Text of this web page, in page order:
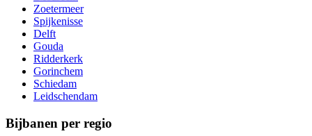
Zoetermeer
Spijkenisse
Delft
Gouda
Ridderkerk
Gorinchem
Schiedam
Leidschendam
Bijbanen per regio